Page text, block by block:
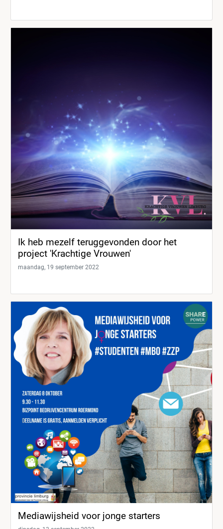
Ik heb mezelf teruggevonden door het
project 'Krachtige Vrouwen'
maandag, 19 september 2022
Mediawijsheid voor jonge starters